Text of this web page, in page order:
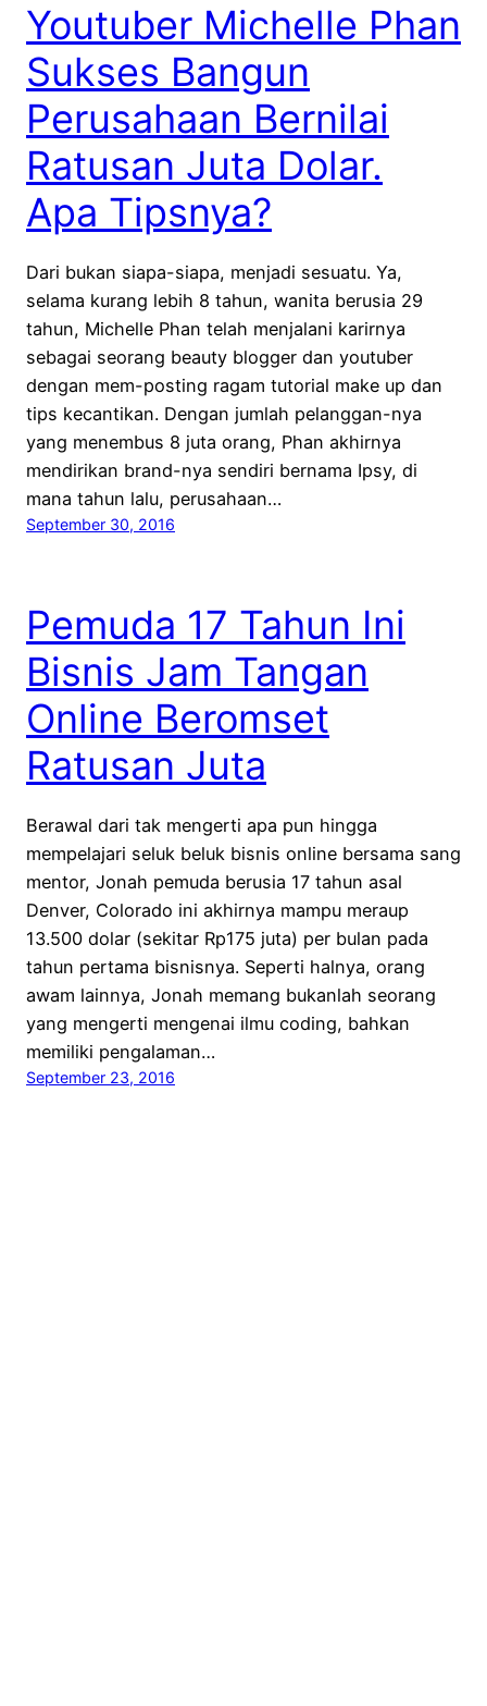
Youtuber Michelle Phan
Sukses Bangun
Perusahaan Bernilai
Ratusan Juta Dolar.
Apa Tipsnya?
Dari bukan siapa-siapa, menjadi sesuatu. Ya,
selama kurang lebih 8 tahun, wanita berusia 29
tahun, Michelle Phan telah menjalani karirnya
sebagai seorang beauty blogger dan youtuber
dengan mem-posting ragam tutorial make up dan
tips kecantikan. Dengan jumlah pelanggan-nya
yang menembus 8 juta orang, Phan akhirnya
mendirikan brand-nya sendiri bernama Ipsy, di
mana tahun lalu, perusahaan…
September 30, 2016
Pemuda 17 Tahun Ini
Bisnis Jam Tangan
Online Beromset
Ratusan Juta
Berawal dari tak mengerti apa pun hingga
mempelajari seluk beluk bisnis online bersama sang
mentor, Jonah pemuda berusia 17 tahun asal
Denver, Colorado ini akhirnya mampu meraup
13.500 dolar (sekitar Rp175 juta) per bulan pada
tahun pertama bisnisnya. Seperti halnya, orang
awam lainnya, Jonah memang bukanlah seorang
yang mengerti mengenai ilmu coding, bahkan
memiliki pengalaman…
September 23, 2016